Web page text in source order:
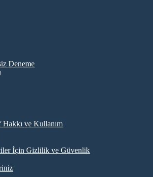
Deneme
ve Kullanım
İçin Gizlilik ve Güvenlik